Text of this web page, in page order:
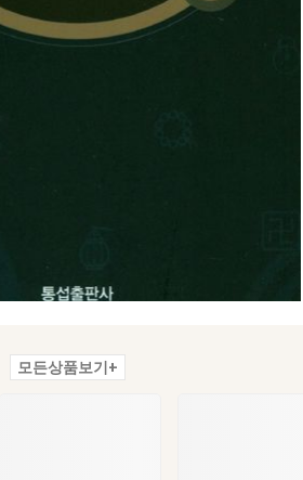
모든상품보기+